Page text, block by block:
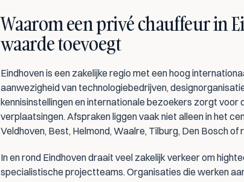
Waarom een privé chauffeur in
waarde toevoegt
Eindhoven is een zakelijke regio met een hoog
aanwezigheid van technologiebedrijven,
kennisinstellingen en internationale bezoekers zorgt voor
verplaatsingen. Afspraken liggen vaak niet alleen in het
Veldhoven, Best, Helmond, Waalre, Tilburg, Den Bosch of
In en rond Eindhoven draait veel zakelijk verkeer om
specialistische projectteams. Organisaties die werken